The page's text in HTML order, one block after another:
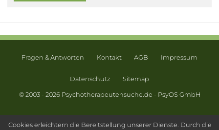
Fragen & Antworten Kontakt AGB Impressum
Datenschutz Sitemap
© 2003 - 2026 Psychotherapeutensuche.de - PsyOS GmbH
Cookies erleichtern die Bereitstellung unserer Dienste. Durch die